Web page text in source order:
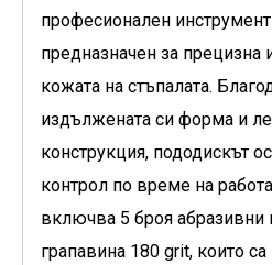
професионален
предназначен за прецизна
кожата на стъпалата.
издължената си форма и
конструкция, пододискът
контрол по време на
включва 5 броя абразивни
грапавина 180 grit, които